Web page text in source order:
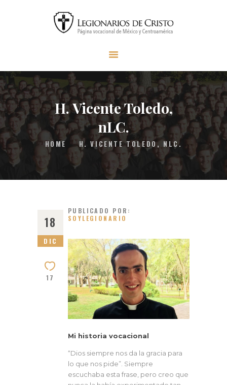
H. Vicente Toledo,
nLC.
HOME H. VICENTE TOLEDO, NLC.
MISIÓN LC
MATERIAL
FAQS
CONTACTO
DONAR
18
DIC
17
PUBLICADO POR:
SOYLEGIONARIO
Mi historia vocacional
“Dios siempre nos da la gracia para
lo que nos pide”. Siempre
escuchaba esta frase, pero creo que